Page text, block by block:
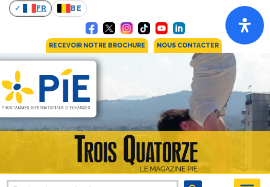
FR BE
RECEVOIR NOTRE BROCHURE NOUS CONTACTER